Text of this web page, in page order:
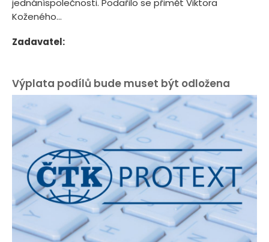
jednáníspolečnosti. Podařilo se přimět Viktora
Koženého...
Zadavatel:
Výplata podílů bude muset být odložena